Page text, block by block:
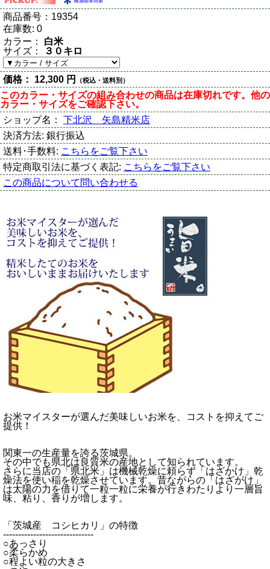
商品番号： 19354
在庫数: 0
カラー：
白米
サイズ：
３０キロ
価格： 12,300 円 （税込・送料別）
このカラー・サイズの組み合わせの商品は在庫切れです。他の
カラー・サイズをご確認下さい。
ショップ名： 下北沢 矢島精米店
決済方法: 銀行振込
送料･手数料: こちらをご覧下さい
特定商取引法に基づく表記: こちらをご覧下さい
この商品について問い合わせる
お米マイスターが選んだ美味しいお米を、コストを抑えてご
提供！
関東一の生産量を誇る茨城県。
その中でも県北は良質米の産地として知られています。
さらに当店の「県北米」は機械乾燥に頼らず「はざかけ」乾
燥法を使い稲を乾燥させています。昔ながらの「はざがけ」
は太陽の力を借りて一粒一粒に栄養が行きわたりより一層旨
味、粘り、香りが増します。
「茨城産 コシヒカリ」の特徴
------------------------------
○あっさり
○柔らかめ
○程よい粒の大きさ